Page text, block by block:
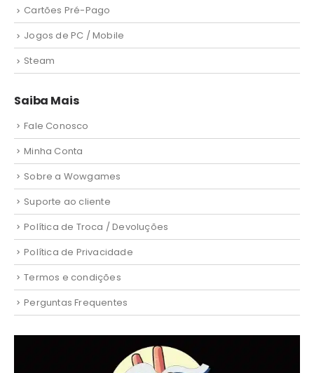
Cartões Pré-Pago
Jogos de PC / Mobile
Steam
Saiba Mais
Fale Conosco
Minha Conta
Sobre a Wowgames
Suporte ao cliente
Política de Troca / Devoluções
Política de Privacidade
Termos e condições
Perguntas Frequentes